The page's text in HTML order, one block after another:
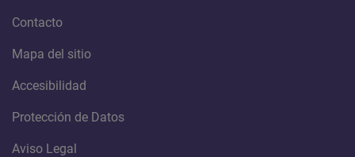
Contacto
Mapa del sitio
Accesibilidad
Protección de Datos
Aviso Legal